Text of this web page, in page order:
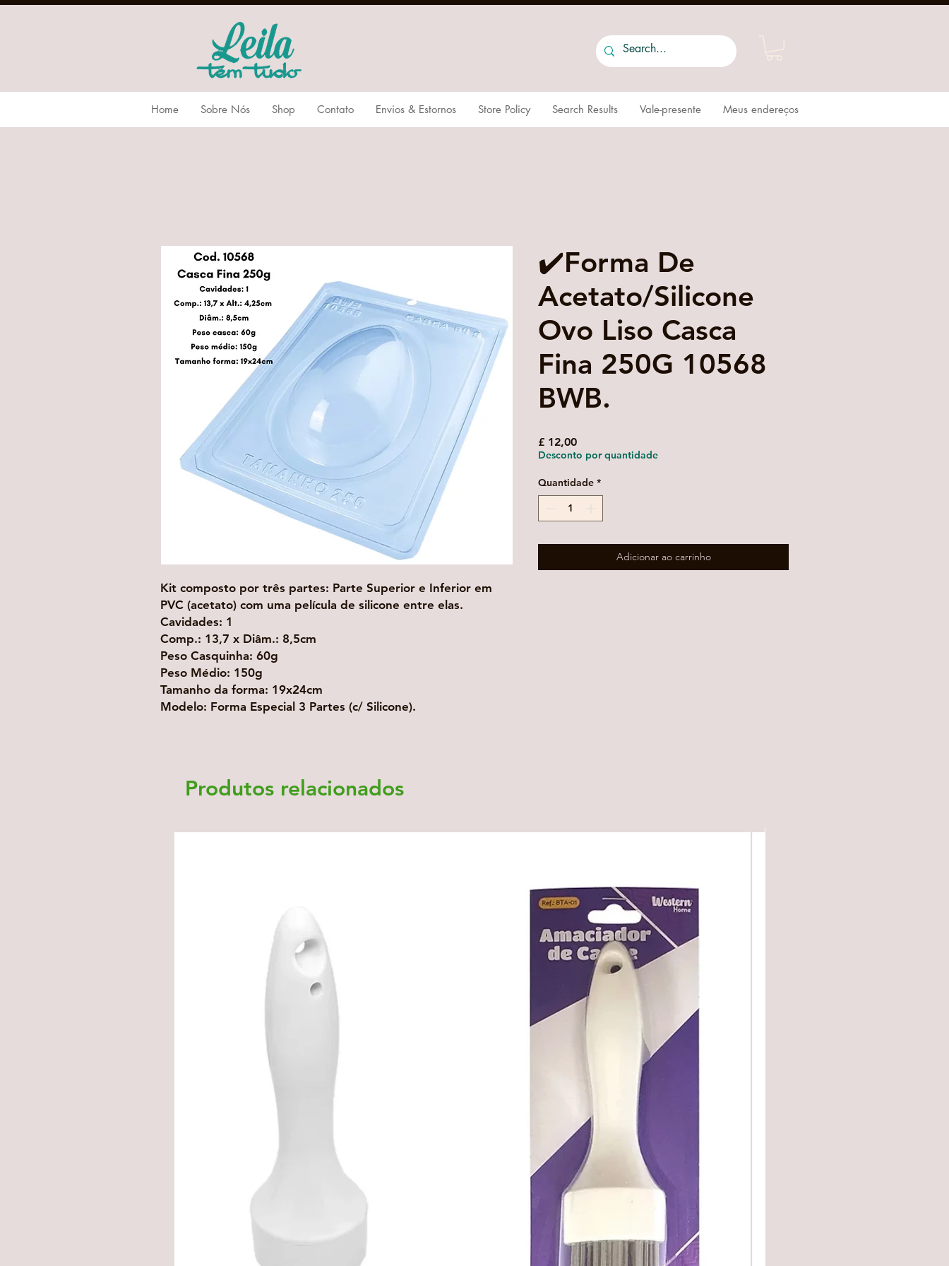
Home Sobre Nós Shop Contato Envios & Estornos Store Policy Search Results Vale-presente Meus endereços
Kit composto por três partes: Parte Superior e Inferior em
PVC (acetato) com uma película de silicone entre elas.
Cavidades: 1
Comp.: 13,7 x Diâm.: 8,5cm
Peso Casquinha: 60g
Peso Médio: 150g
Tamanho da forma: 19x24cm
Modelo: Forma Especial 3 Partes (c/ Silicone).
✔️Forma De
Acetato/Silicone
Ovo Liso Casca
Fina 250G 10568
BWB.
£ 12,00Preço
Desconto por quantidade
Quantidade *
Adicionar ao carrinho
Produtos relacionados